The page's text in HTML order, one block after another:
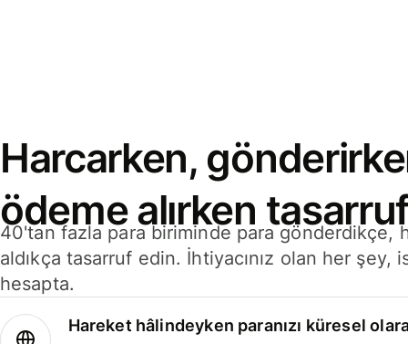
Harcarken,
ödeme alırken
40'tan fazla para biriminde para gönderdikçe,
aldıkça tasarruf edin. İhtiyacınız olan her
hesapta.
Hareket hâlindeyken paranızı küresel